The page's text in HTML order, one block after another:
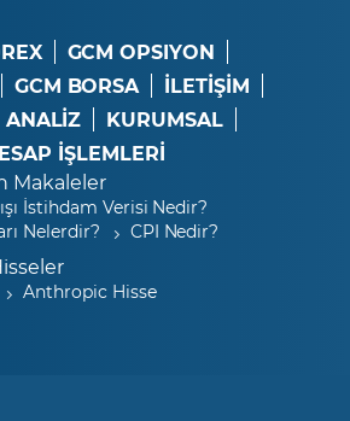
GCM OPSIYON
GCM BORSA
İLETİŞİM
ANALİZ
KURUMSAL
İŞLEMLERİ
Makaleler
İstihdam Verisi Nedir?
Nelerdir?
CPI Nedir?
Anthropic Hisse